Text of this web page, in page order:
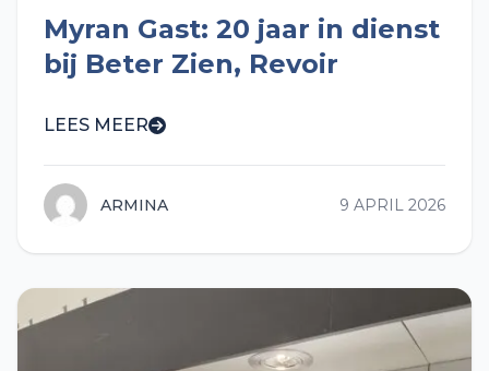
Myran Gast: 20 jaar in dienst
bij Beter Zien, Revoir
LEES MEER
ARMINA 9 APRIL 2026